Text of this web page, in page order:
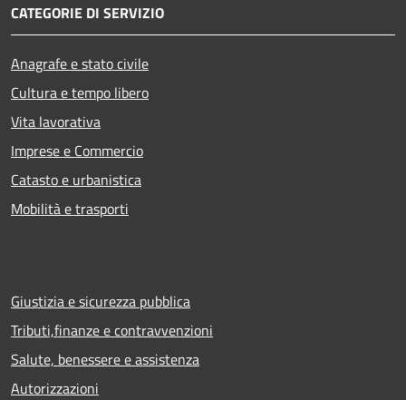
CATEGORIE DI SERVIZIO
Anagrafe e stato civile
Cultura e tempo libero
Vita lavorativa
Imprese e Commercio
Catasto e urbanistica
Mobilità e trasporti
Giustizia e sicurezza pubblica
Tributi,finanze e contravvenzioni
Salute, benessere e assistenza
Autorizzazioni